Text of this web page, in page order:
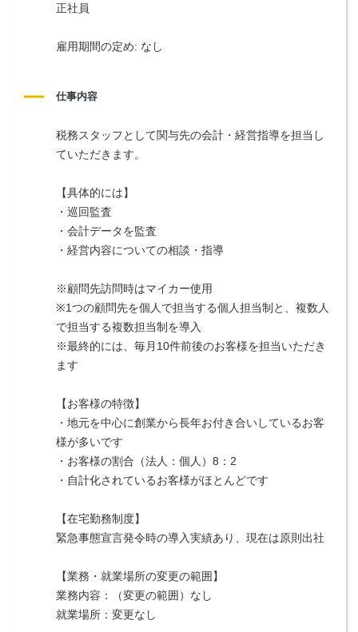
正社員
雇用期間の定め: なし
仕事内容
税務スタッフとして関与先の会計・経営指導を担当し
ていただきます。
【具体的には】
・巡回監査
・会計データを監査
・経営内容についての相談・指導
※顧問先訪問時はマイカー使用
※1つの顧問先を個人で担当する個人担当制と、複数人
で担当する複数担当制を導入
※最終的には、毎月10件前後のお客様を担当いただき
ます
【お客様の特徴】
・地元を中心に創業から長年お付き合いしているお客
様が多いです
・お客様の割合（法人：個人）8：2
・自計化されているお客様がほとんどです
【在宅勤務制度】
緊急事態宣言発令時の導入実績あり、現在は原則出社
【業務・就業場所の変更の範囲】
業務内容：（変更の範囲）なし
就業場所：変更なし